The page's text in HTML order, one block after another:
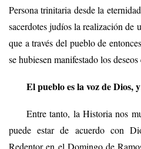
Persona trinitaria desde la
sacerdotes judíos la realización de
que a través del pueblo de
se hubiesen manifestado los
El pueblo es la voz de Dios,
Entre tanto, la Historia nos
puede estar de acuerdo con
Redentor en el Domingo de